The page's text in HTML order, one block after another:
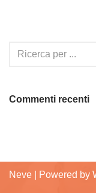
Commenti recenti
Neve | Powered by